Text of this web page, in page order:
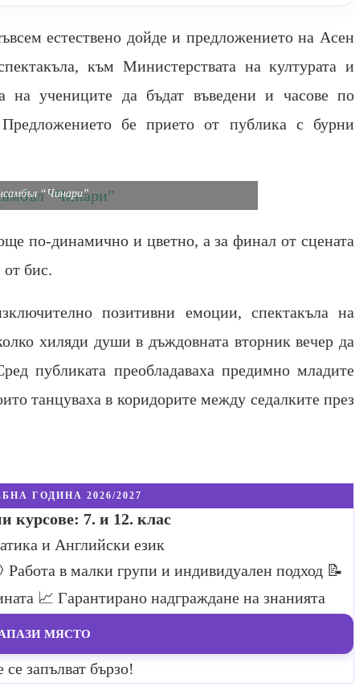
естествено дойде и предложението на Асен
към Министерствата на културата и
на учениците да бъдат въведени и часове по
бе прието от публика с бурни
“Чинари”
по-динамично и цветно, а за финал от сцената
от бис.
позитивни емоции, спектакъла на
хиляди души в дъждовната вторник вечер да
публиката преобладаваха предимно младите
танцуваха в коридорите между седалките през
ГОДИНА 2026/2027
курсове: 7. и 12. клас
и Английски език
Работа в малки групи и индивидуален подход 📝
📈 Гарантирано надграждане на знанията
МЯСТО
се запълват бързо!